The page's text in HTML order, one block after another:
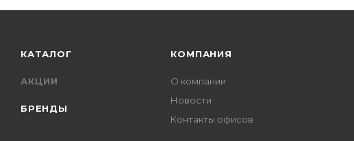
КАТАЛОГ
АКЦИИ
БРЕНДЫ
КОМПАНИЯ
О компании
Новости
Контакты офисов